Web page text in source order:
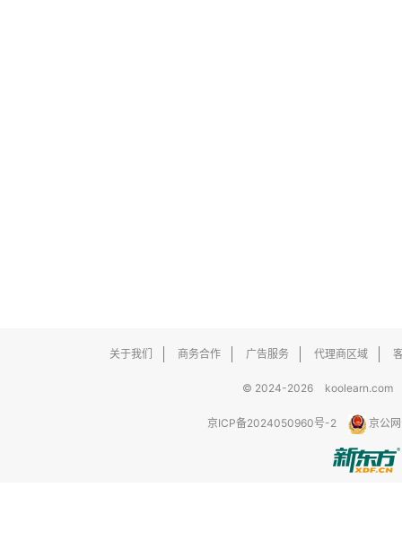
关于我们 商务合作 广告服务 代理商区域
© 2024-2026 koolearn.com
京ICP备2024050960号-2 京公